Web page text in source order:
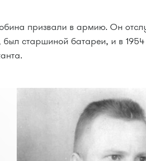
призвали в армию. Он
был старшиной батареи, и в